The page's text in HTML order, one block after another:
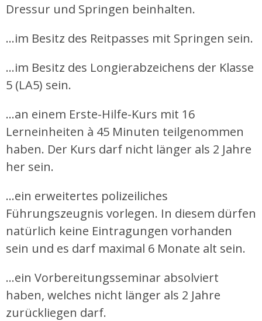
Dressur und Springen beinhalten.
…im Besitz des Reitpasses mit Springen sein.
…im Besitz des Longierabzeichens der Klasse
5 (LA5) sein.
…an einem Erste-Hilfe-Kurs mit 16
Lerneinheiten à 45 Minuten teilgenommen
haben. Der Kurs darf nicht länger als 2 Jahre
her sein.
…ein erweitertes polizeiliches
Führungszeugnis vorlegen. In diesem dürfen
natürlich keine Eintragungen vorhanden
sein und es darf maximal 6 Monate alt sein.
…ein Vorbereitungsseminar absolviert
haben, welches nicht länger als 2 Jahre
zurückliegen darf.